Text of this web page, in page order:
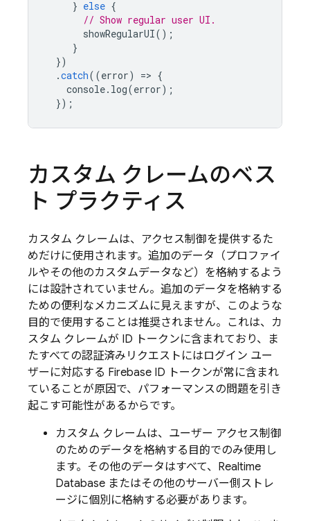
} else {
// Show regular user UI.
showRegularUI();
}
})
.catch((error) => {
console. log(error);
});
カスタム クレームのベス
ト プラクティス
カスタム クレームは、アクセス制御を提供するた
めだけに使用されます。追加のデータ（プロファイ
ルやその他のカスタムデータなど）を格納するよう
には設計されていません。追加のデータを格納する
ための便利なメカニズムに見えますが、このような
目的で使用することは推奨されません。これは、カ
スタム クレームが ID トークンに含まれており、ま
たすべての認証済みリクエストにはログイン ユー
ザーに対応する Firebase ID トークンが常に含まれ
ていることが原因で、パフォーマンスの問題を引き
起こす可能性があるからです。
カスタム クレームは、ユーザー アクセス制御
のためのデータを格納する目的でのみ使用し
ます。その他のデータはすべて、Realtime
Database またはその他のサーバー側ストレ
ージに個別に格納する必要があります。